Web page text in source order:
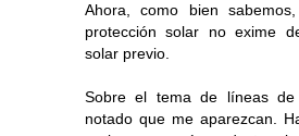
Ahora, como bien
protección solar no exime
solar previo.
Sobre el tema de líneas
notado que me aparezcan.